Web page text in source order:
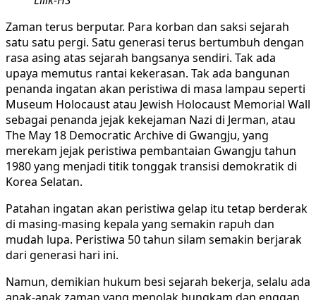
Zaman terus berputar. Para korban dan saksi sejarah
satu satu pergi. Satu generasi terus bertumbuh dengan
rasa asing atas sejarah bangsanya sendiri. Tak ada
upaya memutus rantai kekerasan. Tak ada bangunan
penanda ingatan akan peristiwa di masa lampau seperti
Museum Holocaust atau Jewish Holocaust Memorial Wall
sebagai penanda jejak kekejaman Nazi di Jerman, atau
The May 18 Democratic Archive di Gwangju, yang
merekam jejak peristiwa pembantaian Gwangju tahun
1980 yang menjadi titik tonggak transisi demokratik di
Korea Selatan.
Patahan ingatan akan peristiwa gelap itu tetap berderak
di masing-masing kepala yang semakin rapuh dan
mudah lupa. Peristiwa 50 tahun silam semakin berjarak
dari generasi hari ini.
Namun, demikian hukum besi sejarah bekerja, selalu ada